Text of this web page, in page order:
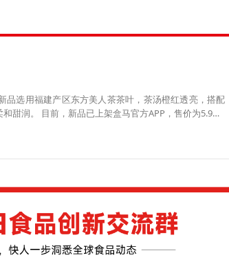
品选用福建产区东方美人茶茶叶，茶汤橙红透亮，搭配
甜润。 目前，新品已上架盒马官方APP，售价为5.9元/